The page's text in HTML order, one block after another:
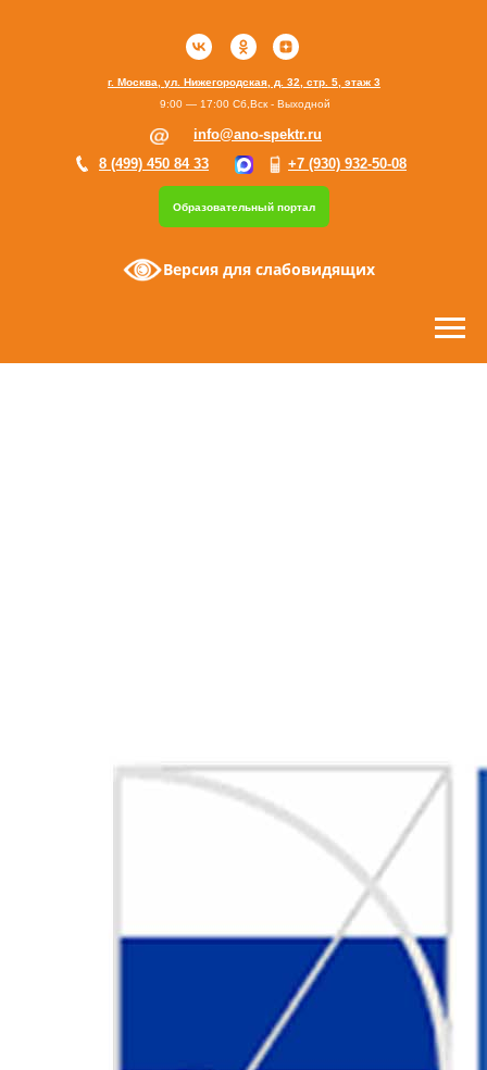
Образовательный портал
г. Москва, ул. Нижегородская, д. 32, стр. 5, этаж 3
+7 (930) 932-50-08
8 (499) 450 84 33
info@ano-spektr.ru
9:00 — 17:00 Сб,Вск - Выходной
Версия для слабовидящих